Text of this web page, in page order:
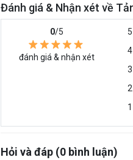
Đánh giá & Nhận xét về
0/5
đánh giá & nhận xét
Hỏi và đáp (0 bình luận)